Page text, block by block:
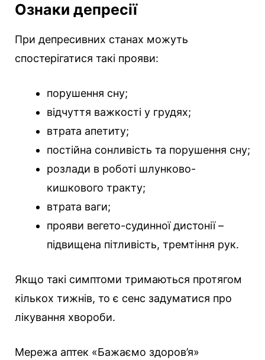
Ознаки депресії
При депресивних станах можуть
спостерігатися такі прояви:
порушення сну;
відчуття важкості у грудях;
втрата апетиту;
постійна сонливість та порушення сну;
розлади в роботі шлунково-
кишкового тракту;
втрата ваги;
прояви вегето-судинної дистонії –
підвищена пітливість, тремтіння рук.
Якщо такі симптоми тримаються протягом
кількох тижнів, то є сенс задуматися про
лікування хвороби.
Мережа аптек «Бажаємо здоров’я»